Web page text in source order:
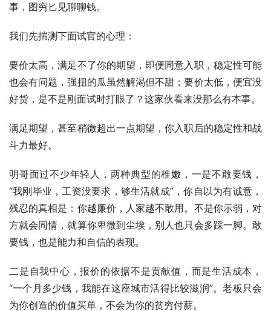
事，图穷匕见聊聊钱。
我们先揣测下面试官的心理：
要价太高，满足不了你的期望，即便同意入职，稳定性可能
也会有问题，强扭的瓜虽然解渴但不甜；要价太低，便宜没
好货，是不是刚面试时打眼了？这家伙看来没那么有本事。
满足期望，甚至稍微超出一点期望，你入职后的稳定性和战
斗力最好。
明哥面过不少年轻人，两种典型的稚嫩，一是不敢要钱，
“我刚毕业，工资没要求，够生活就成”，你自以为有诚意，
残忍的真相是：你越廉价，人家越不敢用。不是你示弱，对
方就会同情，就算你卑微到尘埃，别人也只会多踩一脚。敢
要钱，也是能力和自信的表现。
二是自我中心，报价的依据不是贡献值，而是生活成本，
“一个月多少钱，我能在这座城市活得比较滋润”。老板只会
为你创造的价值买单，不会为你的贫穷付薪。